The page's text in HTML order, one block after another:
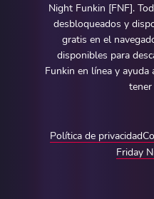
Night Funkin [FNF].
desbloqueados y
gratis en el
disponibles para
Funkin en línea y
tener
Política de privacidad
Friday